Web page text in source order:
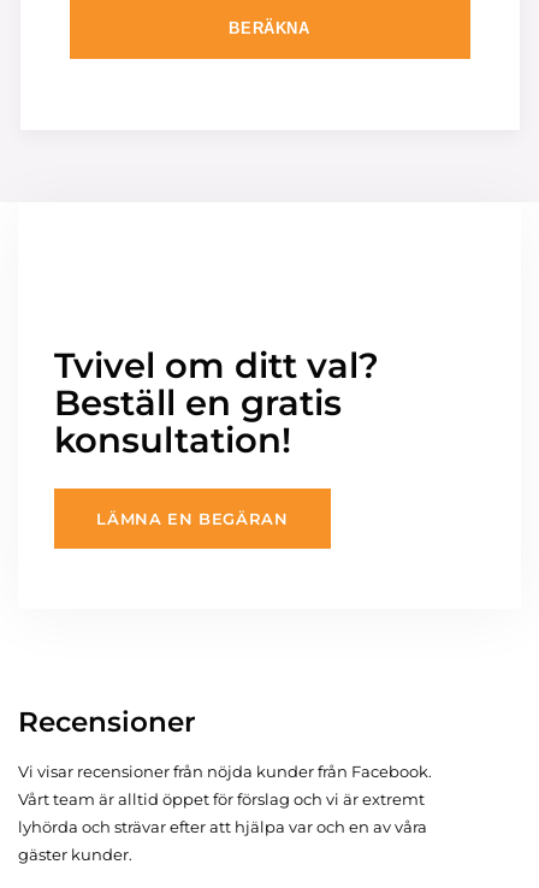
BERÄKNA
Tvivel om ditt val?
Beställ en gratis
konsultation!
LÄMNA EN BEGÄRAN
Recensioner
Vi visar recensioner från nöjda kunder från Facebook.
Vårt team är alltid öppet för förslag och vi är extremt
lyhörda och strävar efter att hjälpa var och en av våra
gäster kunder.